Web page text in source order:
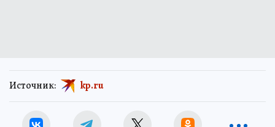
Источник: kp.ru